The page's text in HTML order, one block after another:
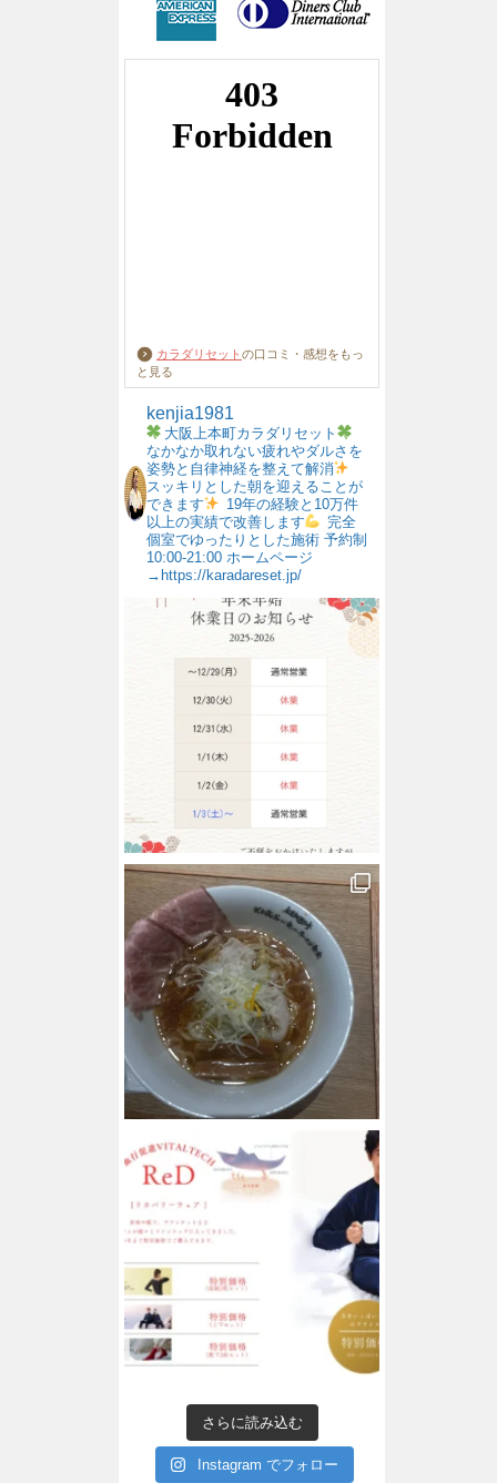
カラダリセット の口コミ・感想をもっ
と見る
kenjia1981
大阪上本町カラダリセット
なかなか取れない疲れやダルさを
姿勢と自律神経を整えて解消
スッキリとした朝を迎えることが
できます
19年の経験と10万件
以上の実績で改善します
完全
個室でゆったりとした施術 予約制
10:00-21:00 ホームページ
→https://karadareset.jp/
さらに読み込む
Instagram でフォロー